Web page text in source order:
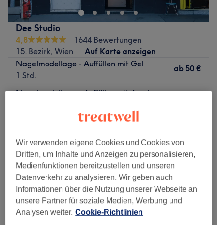
Dee Studio
4,8
1644 Bewertungen
15. Bezirk, Wien
Auf Karte anzeigen
Nagelmodellage - Auffüllen mit Gel
1 Std.
ab 50 €
Nagelmodellage - Auffüllen mit Acryl
Nagelmodellage - Neues Set mit Acryl (inkl.
1 Std.
Schnellansicht Saloninfos
Montag 09:00 –
20:00
Dienstag
09:00
20:00
Mittwoch
09:00–
Donnerstag
Wir verwenden eigene Cookies und Cookies von
Dritten, um Inhalte und Anzeigen zu personalisieren,
Medienfunktionen bereitzustellen und unseren
Datenverkehr zu analysieren. Wir geben auch
Informationen über die Nutzung unserer Webseite an
unsere Partner für soziale Medien, Werbung und
Analysen weiter. Cookie-Richtlinien